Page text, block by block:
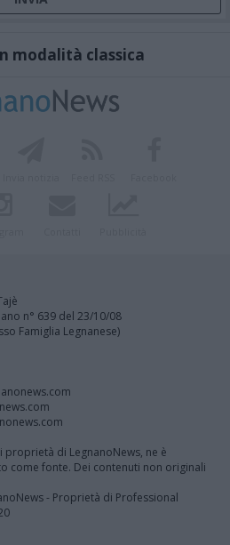
modalità classica
n° 639 del 23/10/08
Famiglia Legnanese)
di LegnanoNews, ne è
come fonte. Dei contenuti non originali
- Proprietà di Professional